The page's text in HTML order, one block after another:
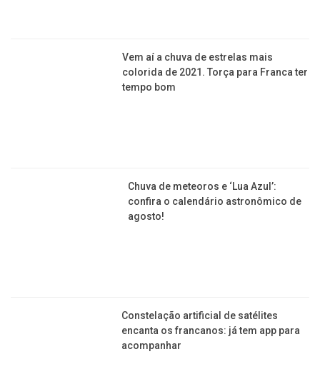
Vem aí a chuva de estrelas mais
colorida de 2021. Torça para Franca ter
tempo bom
Chuva de meteoros e ‘Lua Azul’:
confira o calendário astronômico de
agosto!
Constelação artificial de satélites
encanta os francanos: já tem app para
acompanhar